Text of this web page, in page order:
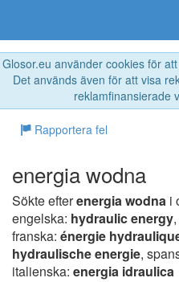
Glosor.eu använder cookies för
Det används även för att visa
reklamfinansierade
Rapportera fel
energia wodna
Sökte efterenergia wodna i
engelska: hydraulic energy
franska: énergie
hydraulische energie,
italienska: energia idraulica